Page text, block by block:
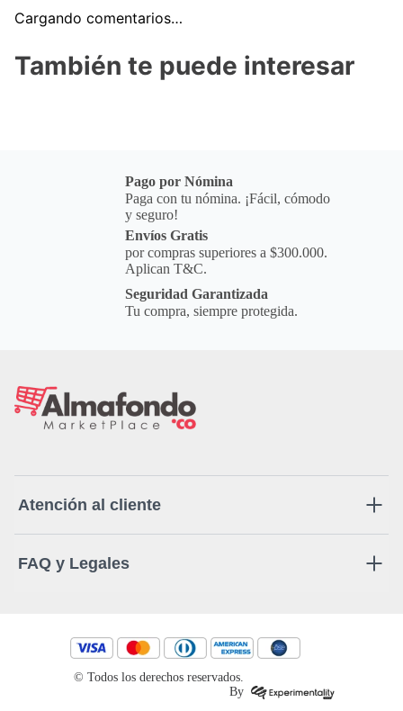
Cargando comentarios…
También te puede interesar
Pago por Nómina
Paga con tu nómina. ¡Fácil, cómodo
y seguro!
Envíos Gratis
por compras superiores a $300.000.
Aplican T&C.
Seguridad Garantizada
Tu compra, siempre protegida.
Atención al cliente
FAQ y Legales
© Todos los derechos reservados.
By